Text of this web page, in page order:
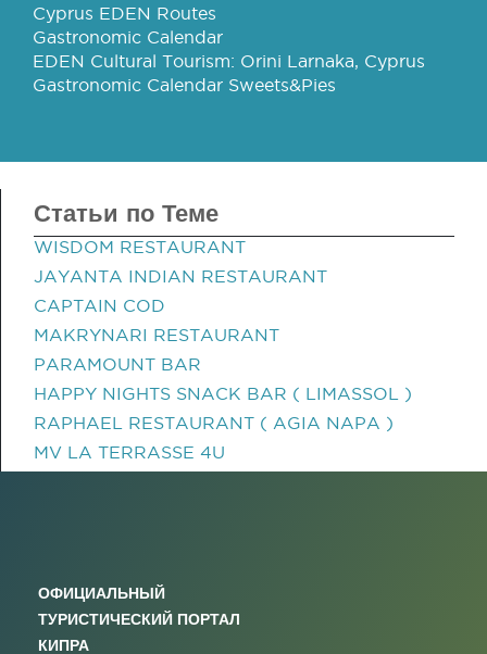
Cyprus EDEN Routes
Gastronomic Calendar
EDEN Cultural Tourism: Orini Larnaka, Cyprus
Gastronomic Calendar Sweets&Pies
Статьи по Теме
WISDOM RESTAURANT
JAYANTA INDIAN RESTAURANT
CAPTAIN COD
MAKRYNARI RESTAURANT
PARAMOUNT BAR
HAPPY NIGHTS SNACK BAR ( LIMASSOL )
RAPHAEL RESTAURANT ( AGIA NAPA )
MV LA TERRASSE 4U
ОФИЦИАЛЬНЫЙ
ТУРИСТИЧЕСКИЙ ПОРТАЛ
КИПРА